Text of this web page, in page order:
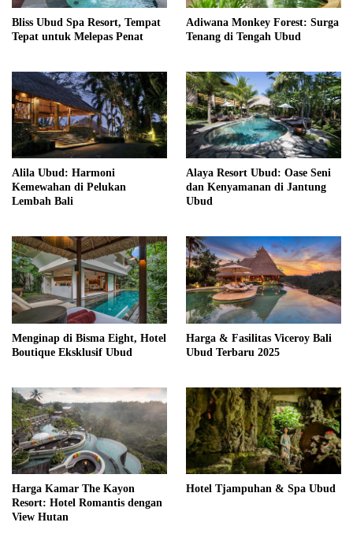
Bliss Ubud Spa Resort, Tempat
Tepat untuk Melepas Penat
Adiwana Monkey Forest: Surga
Tenang di Tengah Ubud
Alila Ubud: Harmoni
Kemewahan di Pelukan
Lembah Bali
Alaya Resort Ubud: Oase Seni
dan Kenyamanan di Jantung
Ubud
Menginap di Bisma Eight, Hotel
Boutique Eksklusif Ubud
Harga & Fasilitas Viceroy Bali
Ubud Terbaru 2025
Harga Kamar The Kayon
Resort: Hotel Romantis dengan
View Hutan
Hotel Tjampuhan & Spa Ubud